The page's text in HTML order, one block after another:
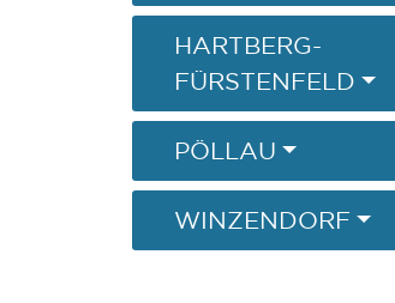
HARTBERG-
FÜRSTENFELD
PÖLLAU
WINZENDORF